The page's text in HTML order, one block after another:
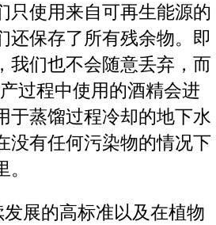
只使用来自可再生能源的
还保存了所有残余物。即
我们也不会随意丢弃，而
过程中使用的酒精会进
于蒸馏过程冷却的地下水
没有任何污染物的情况下
发展的高标准以及在植物